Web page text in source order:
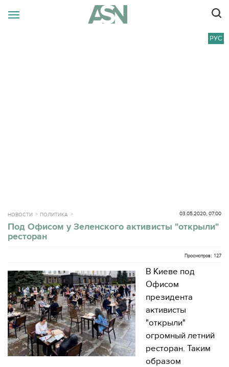
РУС
НОВОСТИ ПОЛИТИКА 03.05.2020, 07:00
Под Офисом у Зеленского активисты "открыли"
ресторан
Просмотров: 127
В Киеве под
Офисом
президента
активисты
"открыли"
огромный летний
ресторан. Таким
образом